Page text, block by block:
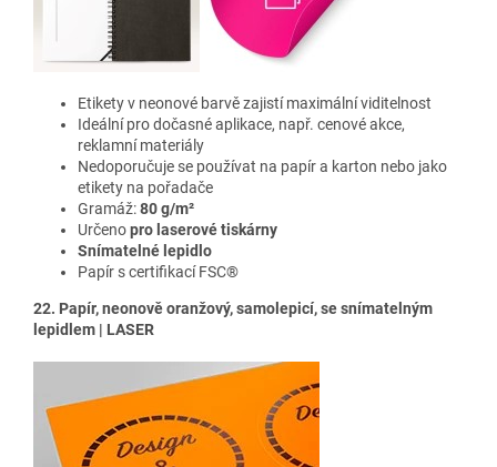
Etikety v neonové barvězajistí maximální viditelnost
Ideální pro dočasné aplikace, např. cenové akce,
reklamní materiály
Nedoporučuje se používat na papír a karton nebo jako
etikety na pořadače
Gramáž:80 g/m²
Určenopro laserové tiskárny
Snímatelné lepidlo
Papír s certifikací FSC®
22. Papír, neonově oranžový, samolepicí, se snímatelným
lepidlem | LASER